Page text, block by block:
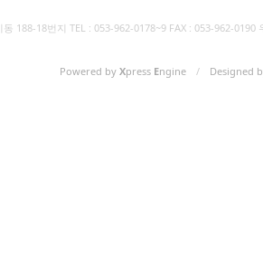
동 188-18번지 TEL : 053-962-0178~9 FAX : 053-962-
Powered by Xpress Engine / Designed